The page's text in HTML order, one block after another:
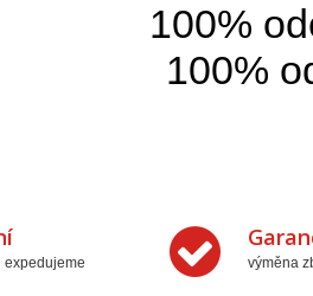
100%
100%
expedujeme výměna